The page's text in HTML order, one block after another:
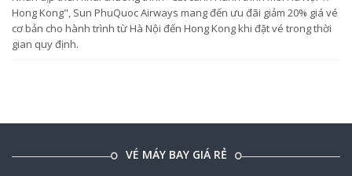
Hong Kong", Sun PhuQuoc Airways mang đến ưu đãi giảm 20% giá vé
cơ bản cho hành trình từ Hà Nội đến Hong Kong khi đặt vé trong thời
gian quy định.
VÉ MÁY BAY GIÁ RẺ